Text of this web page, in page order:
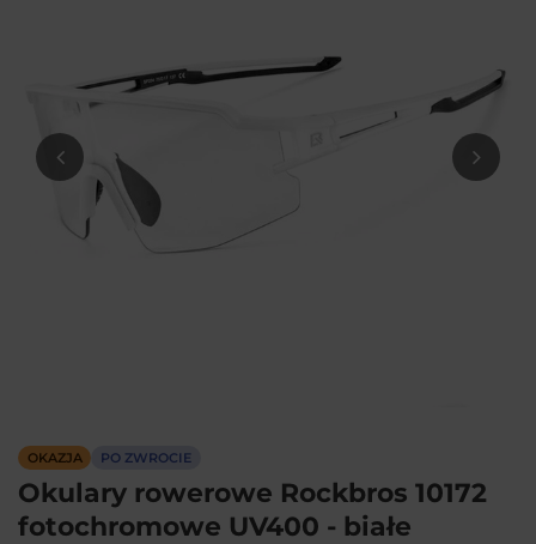
OKAZJA PO ZWROCIE
Okulary rowerowe Rockbros 10172
fotochromowe UV400 - białe